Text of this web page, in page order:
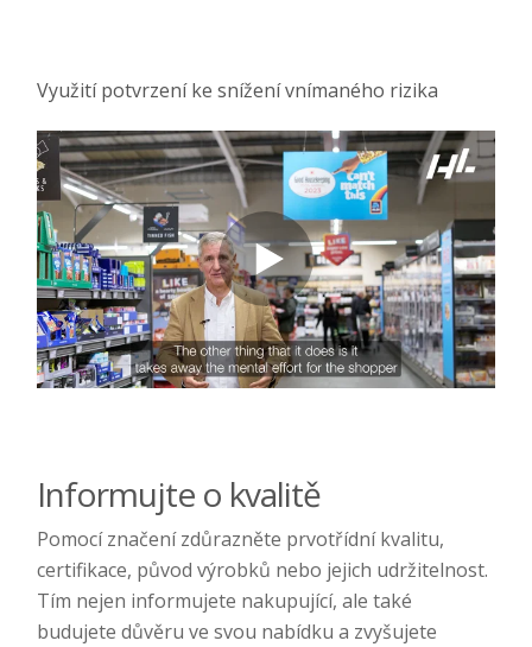
Využití potvrzení ke snížení vnímaného rizika
Informujte o kvalitě
Pomocí značení zdůrazněte prvotřídní kvalitu,
certifikace, původ výrobků nebo jejich udržitelnost.
Tím nejen informujete nakupující, ale také
budujete důvěru ve svou nabídku a zvyšujete